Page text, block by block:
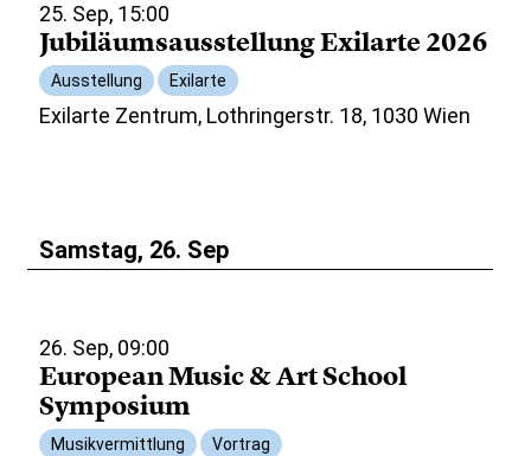
25. Sep, 15:00
Jubiläumsausstellung Exilarte 2026
Ausstellung Exilarte
Exilarte Zentrum, Lothringerstr. 18, 1030 Wien
Samstag, 26. Sep
26. Sep, 09:00
European Music & Art School
Symposium
Musikvermittlung
Vortrag